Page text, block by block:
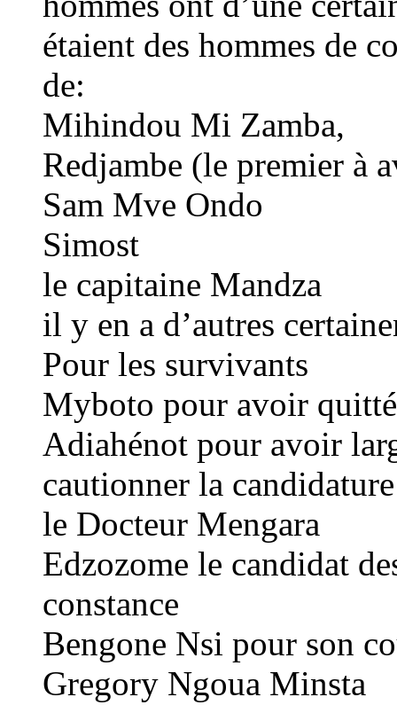
étaient des hommes de
de:
Mihindou Mi Zamba,
Redjambe (le premier à
Sam Mve Ondo
Simost
le capitaine Mandza
il y en a d’autres
Pour les survivants
Myboto pour avoir
Adiahénot pour avoir
cautionner la
le Docteur Mengara
Edzozome le candidat
constance
Bengone Nsi pour son
Gregory Ngoua Minsta